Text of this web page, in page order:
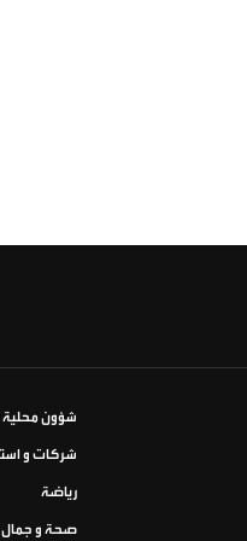
شؤون محلية
شركات و
رياضة
صحة و جمال